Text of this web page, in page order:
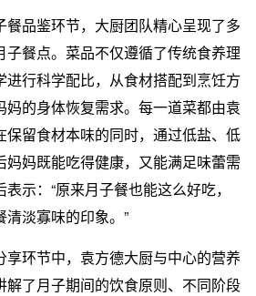
品鉴环节，大厨团队精心呈现了多
子餐点。菜品不仅遵循了传统食养理
进行科学配比，从食材搭配到烹饪方
妈的身体恢复需求。每一道菜都由袁
保留食材本味的同时，通过低盐、低
妈妈既能吃得健康，又能满足味蕾需
示：“原来月子餐也能这么好吃，
淡寡味的印象。”
环节中，袁方德大厨与中心的营养
解了月子期间的饮食原则、不同阶段